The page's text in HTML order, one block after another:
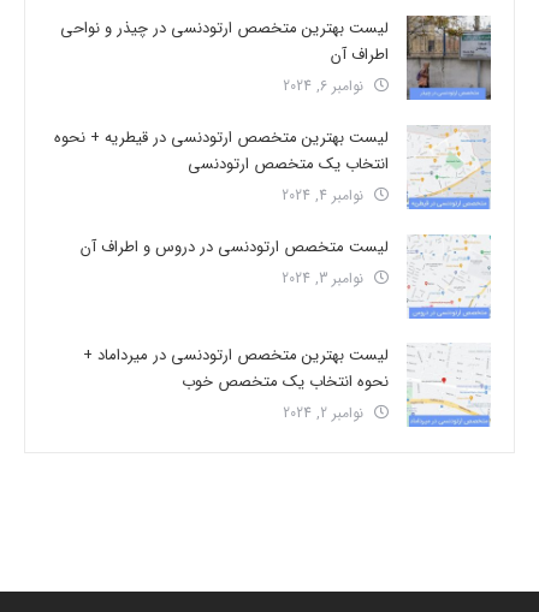
لیست بهترین متخصص ارتودنسی در چیذر و نواحی
اطراف آن
نوامبر 6, 2024
لیست بهترین متخصص ارتودنسی در قیطریه + نحوه
انتخاب یک متخصص ارتودنسی
نوامبر 4, 2024
لیست متخصص ارتودنسی در دروس و اطراف آن
نوامبر 3, 2024
لیست بهترین متخصص ارتودنسی در میرداماد +
نحوه انتخاب یک متخصص خوب
نوامبر 2, 2024